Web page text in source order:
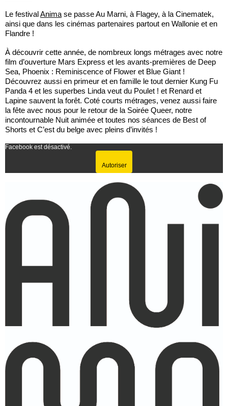
Le festivalAnima se passe Au Marni, à Flagey, à la Cinematek,
ainsi que dans les cinémas partenaires partout en Wallonie et en
Flandre !
À découvrir cette année, de nombreux longs métrages avec notre
film d’ouverture Mars Express et les avants-premières de Deep
Sea, Phoenix : Reminiscence of Flower et Blue Giant !
Découvrez aussi en primeur et en famille le tout dernier Kung Fu
Panda 4 et les superbes Linda veut du Poulet ! et Renard et
Lapine sauvent la forêt. Coté courts métrages, venez aussi faire
la fête avec nous pour le retour de la Soirée Queer, notre
incontournable Nuit animée et toutes nos séances de Best of
Shorts et C’est du belge avec pleins d’invités !
Facebook est désactivé.
Autoriser